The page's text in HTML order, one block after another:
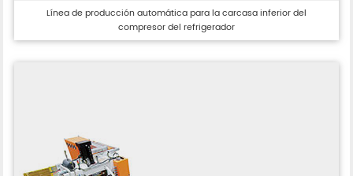
Línea de producción automática para la carcasa inferior del
compresor del refrigerador